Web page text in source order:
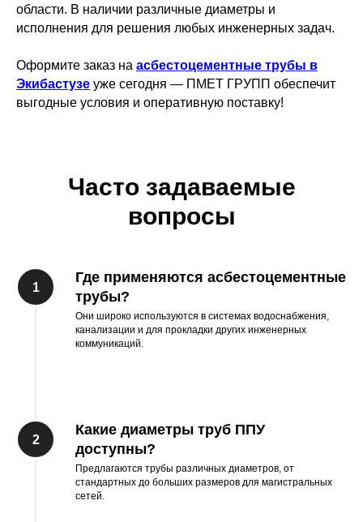
области. В наличии различные диаметры и
исполнения для решения любых инженерных задач.
Оформите заказ на асбестоцементные трубы в
Экибастузе уже сегодня — ПМЕТ ГРУПП обеспечит
выгодные условия и оперативную поставку!
Часто задаваемые
вопросы
Где применяются асбестоцементные
трубы?
Они широко используются в системах водоснабжения,
канализации и для прокладки других инженерных
коммуникаций.
Какие диаметры труб ППУ
доступны?
Предлагаются трубы различных диаметров, от
стандартных до больших размеров для магистральных
сетей.